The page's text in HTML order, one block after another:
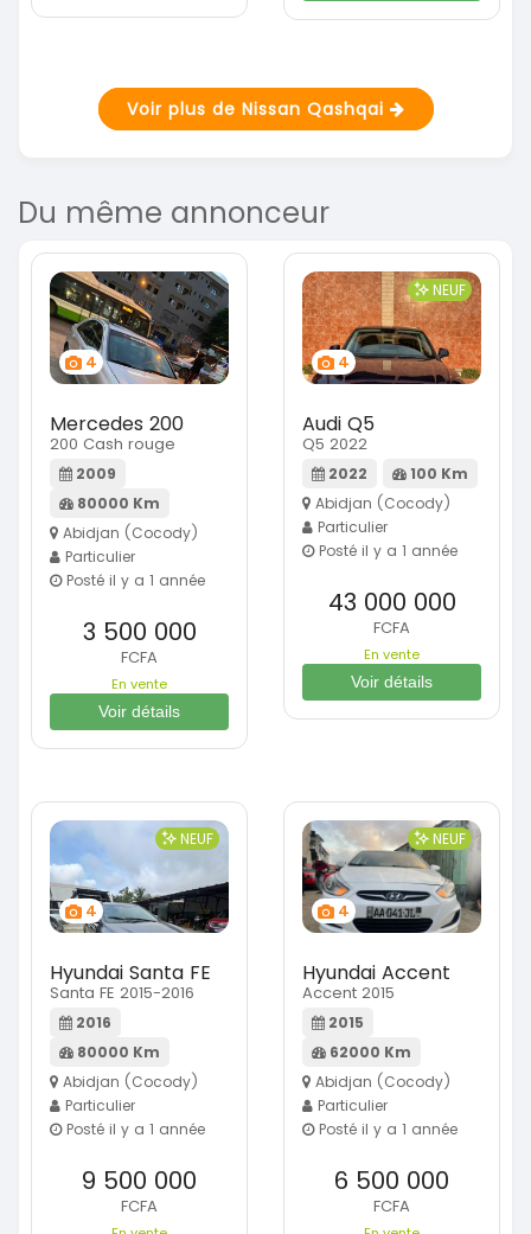
Voir plus de Nissan Qashqai
Du même annonceur
4
Mercedes 200
200 Cash rouge
2009
80000 Km
Abidjan (Cocody)
Particulier
Posté il y a 1 année
3 500 000
FCFA
En vente
Voir détails
4
NEUF
Audi Q5
Q5 2022
2022
100 Km
Abidjan (Cocody)
Particulier
Posté il y a 1 année
43 000 000
FCFA
En vente
Voir détails
4
NEUF
Hyundai Santa FE
Santa FE 2015-2016
2016
80000 Km
Abidjan (Cocody)
Particulier
Posté il y a 1 année
9 500 000
FCFA
4
NEUF
Hyundai Accent
Accent 2015
2015
62000 Km
Abidjan (Cocody)
Particulier
Posté il y a 1 année
6 500 000
FCFA